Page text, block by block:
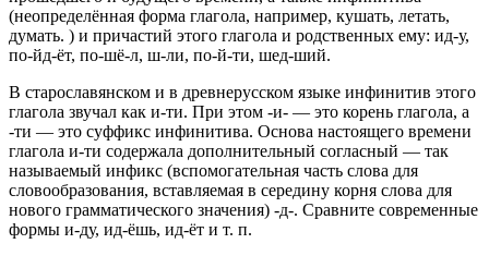
(неопределённая форма глагола, например, кушать, летать,
думать. ) и причастий этого глагола и родственных ему: ид-у,
по-йд-ёт, по-шё-л, ш-ли, по-й-ти, шед-ший.
В старославянском и в древнерусском языке инфинитив этого
глагола звучал как и-ти. При этом -и- — это корень глагола, а
-ти — это суффикс инфинитива. Основа настоящего времени
глагола и-ти содержала дополнительный согласный — так
называемый инфикс (вспомогательная часть слова для
словообразования, вставляемая в середину корня слова для
нового грамматического значения) -д-. Сравните современные
формы и-ду, ид-ёшь, ид-ёт и т. п.